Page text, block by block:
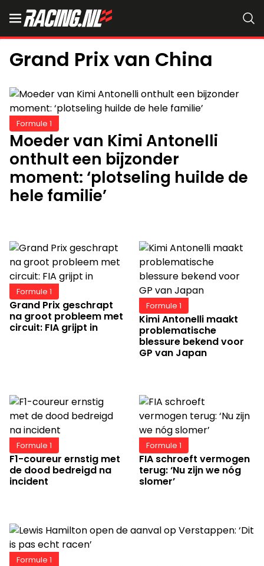
Grand Prix van China
Formule 1
Moeder van Kimi Antonelli
onthult een bijzonder
moment: ‘plotseling huilde de
hele familie’
Formule 1
Grand Prix geschrapt
na groot probleem met
circuit: FIA grijpt in
Formule 1
Kimi Antonelli maakt
problematische
blessure bekend voor
GP van Japan
Formule 1
F1-coureur ernstig met
de dood bedreigd na
incident
Formule 1
FIA schroeft vermogen
terug: ‘Nu zijn we nóg
slomer’
Formule 1